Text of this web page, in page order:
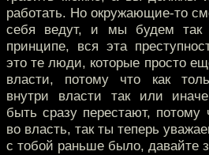
работать. Но окружающие-то
себя ведут, и мы будем
принципе, вся эта
это те люди, которые просто
власти, потому что как
внутри власти так или
быть сразу перестают,
во власть, так ты теперь
с тобой раньше было, давайте